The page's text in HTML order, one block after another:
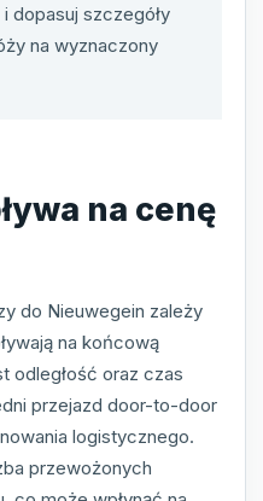
dopasuj szczegóły
na wyznaczony
na cenę
do Nieuwegein zależy
na końcową
odległość oraz czas
przejazd door-to-door
logistycznego.
przewożonych